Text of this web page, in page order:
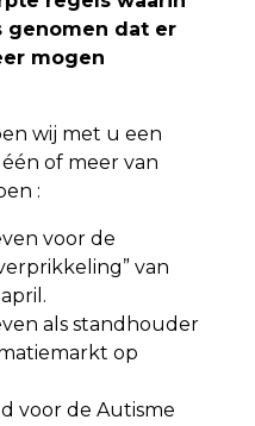
genomen dat er
mogen
wij met u een
of meer van
:
voor de
van
als standhouder
op
voor de Autisme